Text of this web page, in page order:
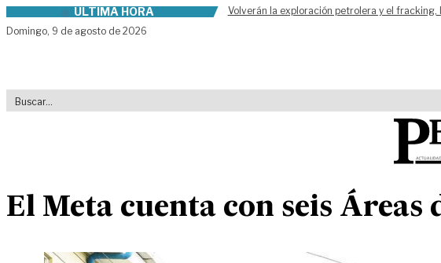
Skip to contentÚLTIMA HORA
Volverán la exploración petrolera y el
Domingo, 9 de agosto de 2026
El Meta cuenta con seis